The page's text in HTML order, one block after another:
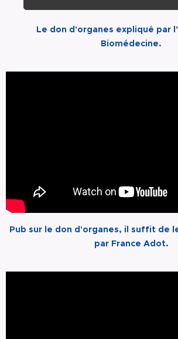
Le don d'organes expliqué par
Biomédecine.
Pub sur le don d'organes, il suffit de
par France Adot.